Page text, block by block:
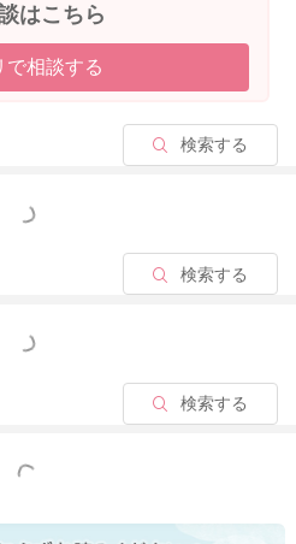
の1枚とは、１９ｃｍ×２０ｃｍく
０ｇで２１０㎍となりますの
奨量は５０㎍/日ですし、その他の
と、多くても１日大判１枚程度
風などにすると、手にべたつき
2024/1/14 10:35
はこちら
で相談する
検索する
と見る
検索する
と見る
検索する
と見る